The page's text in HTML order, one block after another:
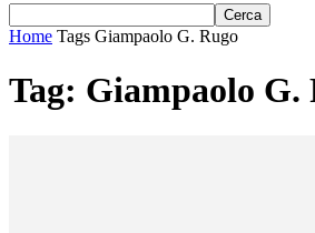
Home Tags Giampaolo G. Rugo
Tag: Giampaolo G.